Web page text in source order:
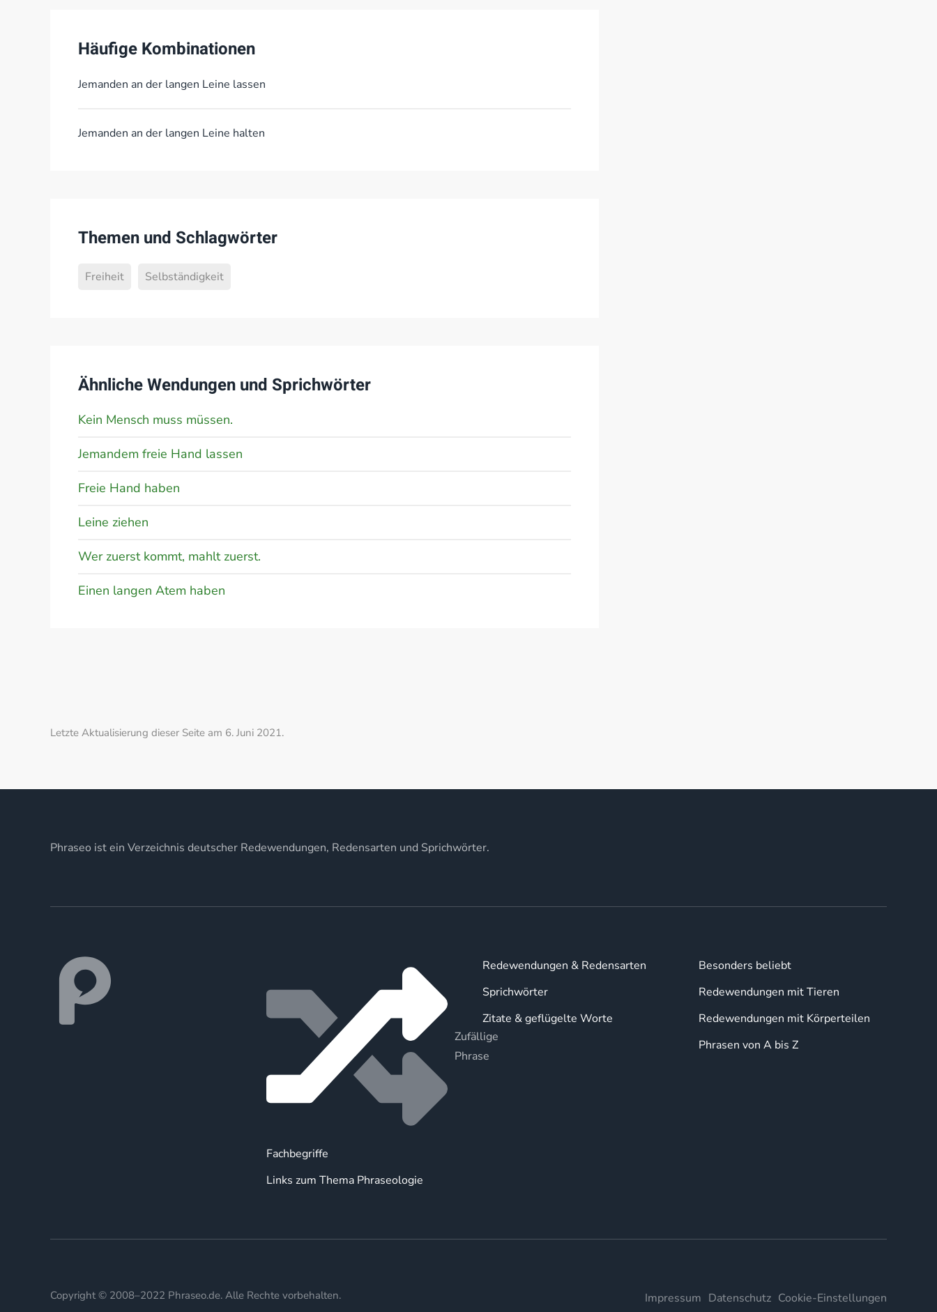
Häufige Kombinationen
Jemanden an der langen Leine lassen
Jemanden an der langen Leine halten
Themen und Schlagwörter
Freiheit Selbständigkeit
Ähnliche Wendungen und Sprichwörter
Kein Mensch muss müssen.
Jemandem freie Hand lassen
Freie Hand haben
Leine ziehen
Wer zuerst kommt, mahlt zuerst.
Einen langen Atem haben
Letzte Aktualisierung dieser Seite am 6. Juni 2021.
Phraseo ist ein Verzeichnis deutscher Redewendungen, Redensarten und Sprichwörter.
Zufällige
Phrase
Fachbegriffe
Links zum Thema Phraseologie
Redewendungen & Redensarten
Sprichwörter
Zitate & geflügelte Worte
Besonders beliebt
Redewendungen mit Tieren
Redewendungen mit Körperteilen
Phrasen von A bis Z
Copyright © 2008–2022 Phraseo.de. Alle Rechte vorbehalten. Impressum Datenschutz Cookie-Einstellungen